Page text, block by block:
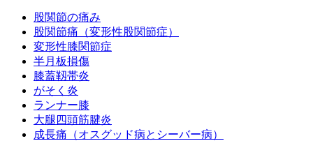
股関節の痛み
股関節痛（変形性股関節症）
変形性膝関節症
半月板損傷
膝蓋靱帯炎
がそく炎
ランナー膝
大腿四頭筋腱炎
成長痛（オスグッド病とシーバー病）